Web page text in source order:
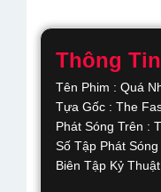
Thông
Tên Phim : Quá
Tựa Gốc : The
Phát Sóng Trên :
Số Tập Phát
Biên Tập Kỷ